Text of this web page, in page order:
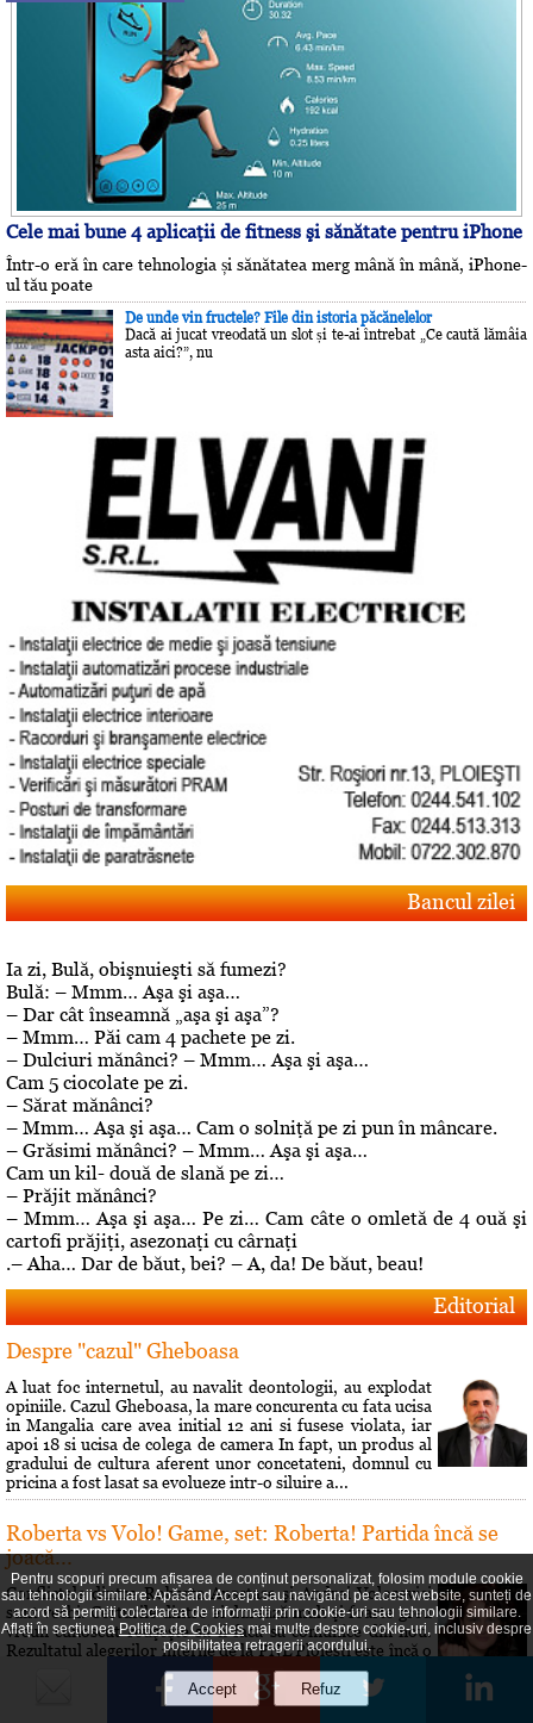
Cele mai bune 4 aplicaţii de fitness şi sănătate pentru iPhone
Într-o eră în care tehnologia și sănătatea merg mână în mână, iPhone-
ul tău poate
De unde vin fructele? File din istoria păcănelelor
Dacă ai jucat vreodată un slot și te-ai întrebat „Ce caută lămâia
asta aici?”, nu
Bancul zilei
Ia zi, Bulă, obişnuieşti să fumezi?
Bulă: – Mmm… Aşa şi aşa…
– Dar cât înseamnă „aşa şi aşa”?
– Mmm… Păi cam 4 pachete pe zi.
– Dulciuri mănânci? – Mmm… Aşa şi aşa…
Cam 5 ciocolate pe zi.
– Sărat mănânci?
– Mmm… Aşa şi aşa… Cam o solniţă pe zi pun în mâncare.
– Grăsimi mănânci? – Mmm… Aşa şi aşa…
Cam un kil- două de slană pe zi…
– Prăjit mănânci?
– Mmm… Aşa şi aşa… Pe zi… Cam câte o omletă de 4 ouă şi
cartofi prăjiţi, asezonaţi cu cârnaţi
.– Aha… Dar de băut, bei? – A, da! De băut, beau!
Editorial
Despre "cazul" Gheboasa
A luat foc internetul, au navalit deontologii, au explodat
opiniile. Cazul Gheboasa, la mare concurenta cu fata ucisa
in Mangalia care avea initial 12 ani si fusese violata, iar
apoi 18 si ucisa de colega de camera In fapt, un produs al
gradului de cultura aferent unor concetateni, domnul cu
pricina a fost lasat sa evolueze intr-o siluire a...
Roberta vs Volo! Game, set: Roberta! Partida încă se
joacă...
Conflictele dintre Roberta Anastase şi Andrei Volosevici
sunt vechi. Certurile dintre ei durează mult şi foarte greu
vreun cunoscut reuşeşte să îi facă să comunice din nou.
Rezultatul alegerilor interne de la PNL Ploieşti este încă o
dovadă a faptului că liberalii au dorit să îi dea o lecţie lui
Volosevici, arâtându-i voalat că nu este pe...
Pentru scopuri precum afișarea de conținut personalizat, folosim module cookie
sau tehnologii similare. Apăsând Accept sau navigând pe acest website, sunteți de
acord să permiți colectarea de informații prin cookie-uri sau tehnologii similare.
Aflați în secțiuneaPolitica de Cookiesmai multe despre cookie-uri, inclusiv despre
posibilitatea retragerii acordului.